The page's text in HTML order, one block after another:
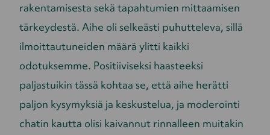
rakentamisesta sekä tapahtumien mittaamisen
tärkeydestä. Aihe oli selkeästi puhutteleva, sillä
ilmoittautuneiden määrä ylitti kaikki
odotuksemme. Positiiviseksi haasteeksi
paljastuikin tässä kohtaa se, että aihe herätti
paljon kysymyksiä ja keskustelua, ja moderointi
chatin kautta olisi kaivannut rinnalleen muitakin